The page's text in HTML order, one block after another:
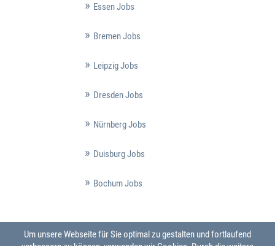
Essen Jobs
Bremen Jobs
Leipzig Jobs
Dresden Jobs
Nürnberg Jobs
Duisburg Jobs
Bochum Jobs
Um unsere Webseite für Sie optimal zu gestalten und fortlaufend